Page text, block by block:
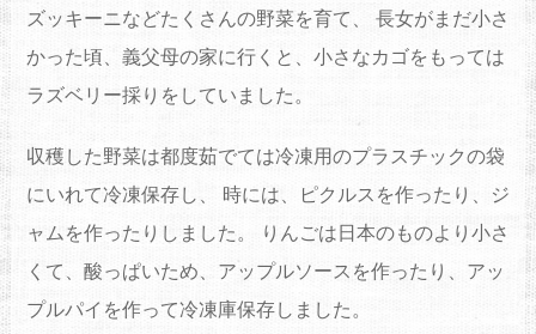
ズッキーニなどたくさんの野菜を育て、 長女がまだ小さ
かった頃、義父母の家に行くと、小さなカゴをもっては
ラズベリー採りをしていました。
収穫した野菜は都度茹でては冷凍用のプラスチックの袋
にいれて冷凍保存し、 時には、ピクルスを作ったり、ジ
ャムを作ったりしました。 りんごは日本のものより小さ
くて、酸っぱいため、アップルソースを作ったり、アッ
プルパイを作って冷凍庫保存しました。